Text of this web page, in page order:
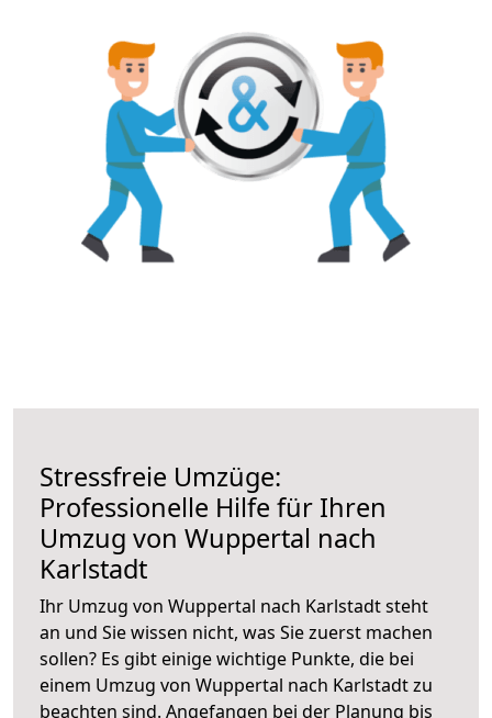
Stressfreie Umzüge:
Professionelle Hilfe für Ihren
Umzug von Wuppertal nach
Karlstadt
Ihr Umzug von Wuppertal nach Karlstadt steht
an und Sie wissen nicht, was Sie zuerst machen
sollen? Es gibt einige wichtige Punkte, die bei
einem Umzug von Wuppertal nach Karlstadt zu
beachten sind. Angefangen bei der Planung bis